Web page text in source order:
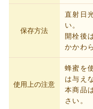
保存方法
直射日
い。
開栓後
かかわ
使用上の注意
蜂蜜を
は与え
本商品
さい。